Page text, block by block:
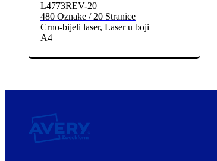
L4773REV-20
480 Oznake / 20 Stranice
Crno-bijeli laser, Laser u boji
A4